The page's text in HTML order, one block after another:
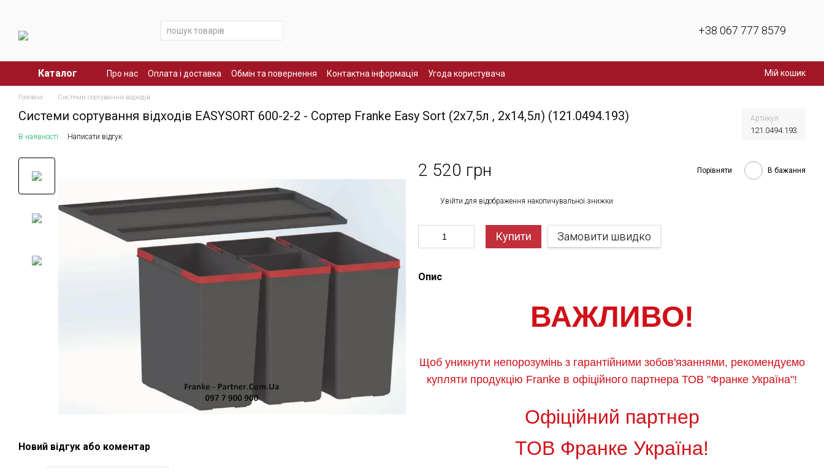
+38 067 777 8579
Каталог Про нас Оплата і доставка Обмін та повернення Контактна інформація Угода користувача Мій кошик
Головна Системи сортування відходів
Системи сортування відходів EASYSORT 600-2-2 - Сортер Franke Easy Sort (2х7,5л , 2х14,5л) (121.0494.193) Артикул
121.0494.193
В наявності Написати відгук
Новий відгук або коментар
2 520 грн Порівняти В бажання
Увійти для відображення накопичувальної знижки
Купити Замовити швидко
Опис
ВАЖЛИВО!
Щоб уникнути непорозумінь з гарантійними зобов'язаннями, рекомендуємо
купляти продукцію Franke в офіційного партнера ТОВ "Франке Україна"!
Офіційний партнер
ТОВ Франке Україна!